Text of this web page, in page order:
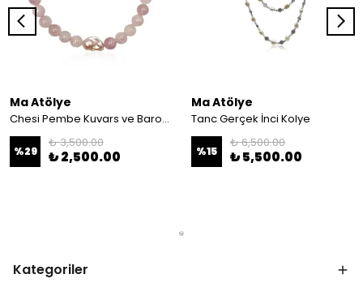
Ma Atölye
Chesi Pembe Kuvars ve Barok İnci Kolye
%29
₺ 3,500.00
₺ 2,500.00
Ma Atölye
Tanc Gerçek İnci Kolye
%15
₺ 6,500.00
₺ 5,500.00
Kategoriler